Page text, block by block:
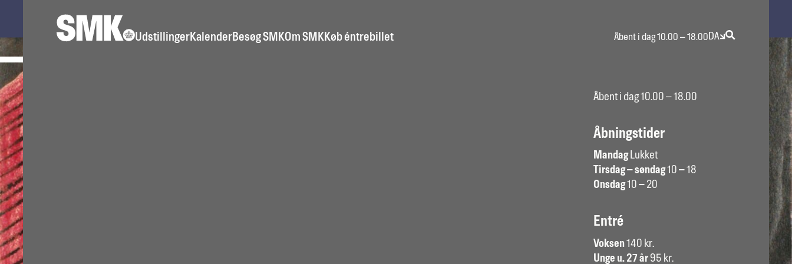
UdstillingerKalen­derBesøg SMKOm SMK Køb éntrebillet Åbent i dag 10.00 – 18.00 DA
Åbent i dag 10.00 – 18.00
Åbningstider
MandagLukket
Tirsdag – søndag10 –18
Onsdag10 – 20
Entré
Voksen140 kr.
Unge u. 27 år 95 kr.